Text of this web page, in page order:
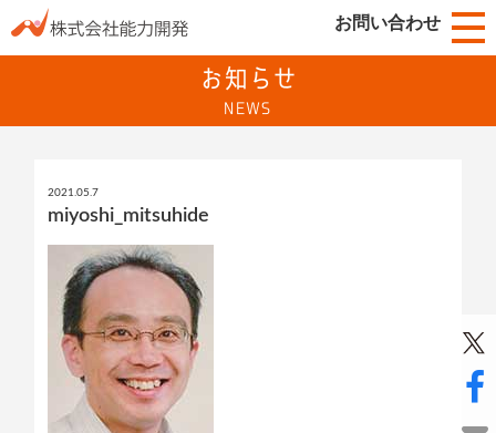
お問い合わせ
お知らせ
NEWS
2021.05.7
miyoshi_mitsuhide